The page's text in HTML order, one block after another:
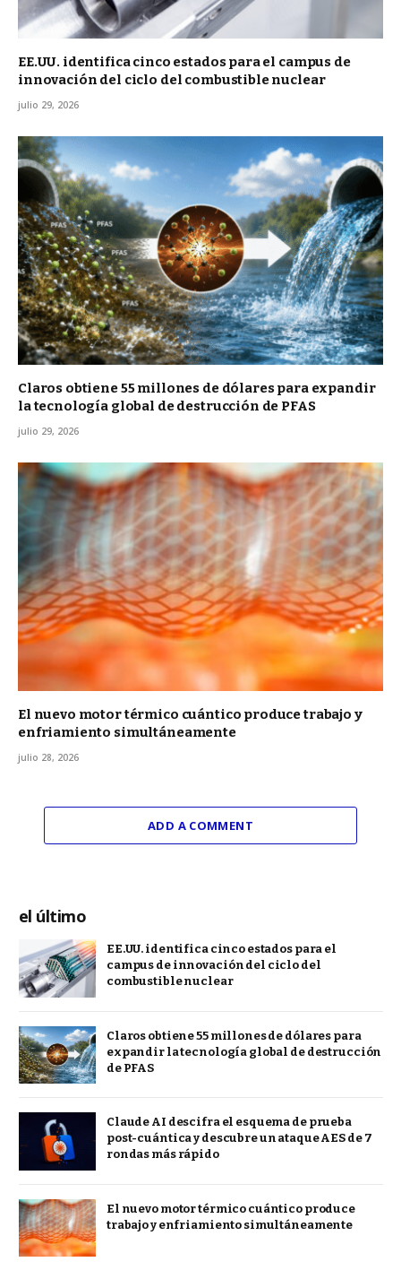
EE.UU. identifica cinco estados para el campus de
innovación del ciclo del combustible nuclear
julio 29, 2026
Claros obtiene 55 millones de dólares para expandir
la tecnología global de destrucción de PFAS
julio 29, 2026
El nuevo motor térmico cuántico produce trabajo y
enfriamiento simultáneamente
julio 28, 2026
ADD A COMMENT
el último
EE.UU. identifica cinco estados para el
campus de innovación del ciclo del
combustible nuclear
Claros obtiene 55 millones de dólares para
expandir la tecnología global de destrucción
de PFAS
Claude AI descifra el esquema de prueba
post-cuántica y descubre un ataque AES de 7
rondas más rápido
El nuevo motor térmico cuántico produce
trabajo y enfriamiento simultáneamente